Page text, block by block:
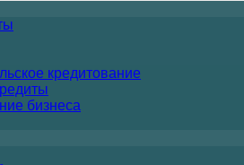
кредитование
бизнеса